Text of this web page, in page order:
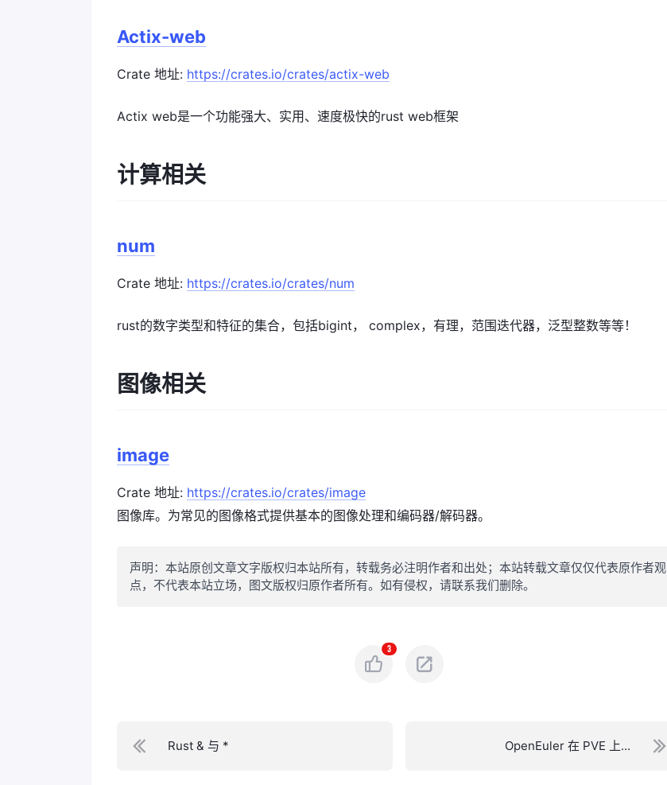
Actix-web
Crate 地址: https://crates.io/crates/actix-web
Actix web是一个功能强大、实用、速度极快的rust web框架
计算相关
num
Crate 地址: https://crates.io/crates/num
rust的数字类型和特征的集合，包括bigint， complex，有理，范围迭代器，泛型整数等等！
图像相关
image
Crate 地址: https://crates.io/crates/image
图像库。为常见的图像格式提供基本的图像处理和编码器/解码器。
声明：本站原创文章文字版权归本站所有，转载务必注明作者和出处；本站转载文章仅仅代表原作者观
点，不代表本站立场，图文版权归原作者所有。如有侵权，请联系我们删除。
3
Rust & 与 * OpenEuler 在 PVE 上...